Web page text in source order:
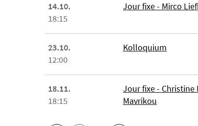
14.10.
18:15
Jour fixe - Mirco
23.10.
12:00
Kolloquium
18.11.
18:15
Jour fixe - Christine
Mavrikou